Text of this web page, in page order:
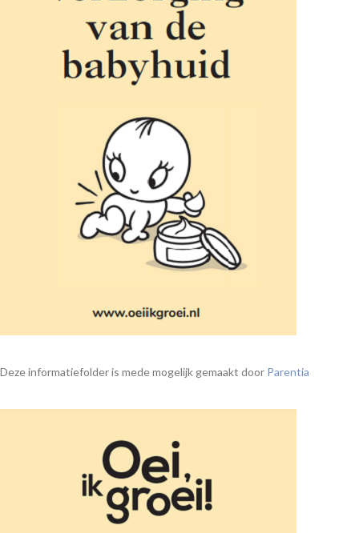
Deze informatiefolder is mede mogelijk gemaakt door Parentia